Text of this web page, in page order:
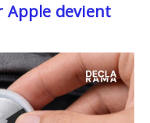
Apple devient